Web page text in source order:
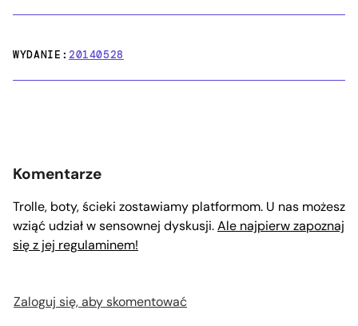
WYDANIE:20140528
Komentarze
Trolle, boty, ścieki zostawiamy platformom. U nas możesz
wziąć udział w sensownej dyskusji.Ale najpierw zapoznaj
się z jej regulaminem!
Zaloguj się, aby skomentować